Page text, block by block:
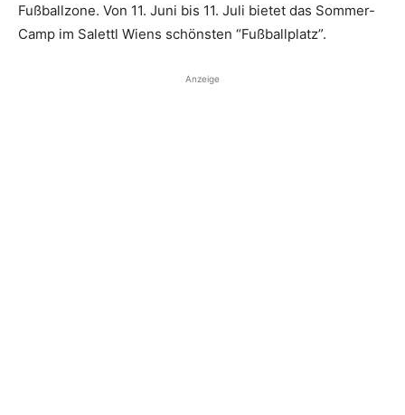
Fußballzone. Von 11. Juni bis 11. Juli bietet das Sommer-
Camp im Salettl Wiens schönsten “Fußballplatz”.
Anzeige